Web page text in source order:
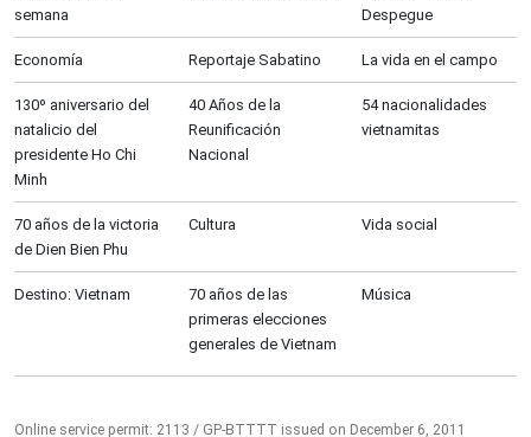
semana
Despegue
Economía Reportaje Sabatino La vida en el campo
130º aniversario del
natalicio del
presidente Ho Chi
Minh
40 Años de la
Reunificación
Nacional
54 nacionalidades
vietnamitas
70 años de la victoria
de Dien Bien Phu
Cultura Vida social
Destino: Vietnam
70 años de las
primeras elecciones
generales de Vietnam
Música
Online service permit: 2113 / GP-BTTTT issued on December 6, 2011